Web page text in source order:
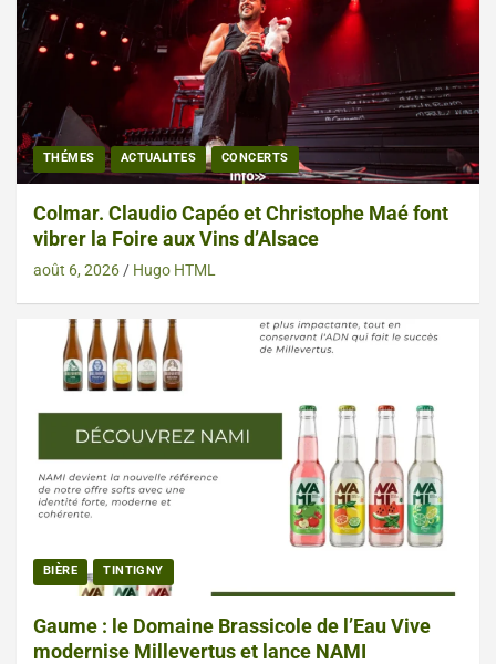
THÉMES ACTUALITES CONCERTS
Colmar. Claudio Capéo et Christophe Maé font
vibrer la Foire aux Vins d’Alsace
août 6, 2026 Hugo HTML
BIÈRE TINTIGNY
Gaume : le Domaine Brassicole de l’Eau Vive
modernise Millevertus et lance NAMI